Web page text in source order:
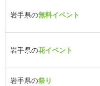
岩手県の無料イベント
岩手県の花イベント
岩手県の祭り